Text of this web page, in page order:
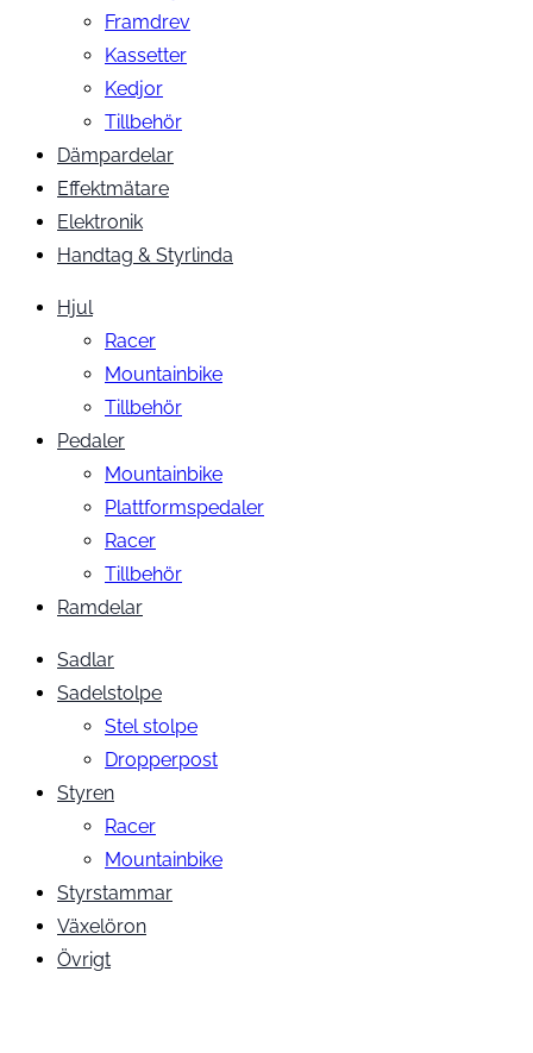
Framdrev
Kassetter
Kedjor
Tillbehör
Dämpardelar
Effektmätare
Elektronik
Handtag & Styrlinda
Hjul
Racer
Mountainbike
Tillbehör
Pedaler
Mountainbike
Plattformspedaler
Racer
Tillbehör
Ramdelar
Sadlar
Sadelstolpe
Stel stolpe
Dropperpost
Styren
Racer
Mountainbike
Styrstammar
Växelöron
Övrigt